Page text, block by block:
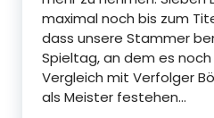
maximal noch bis zum
dass unsere Stammer
Spieltag, an dem es
Vergleich mit Verfolger
als Meister festehen…